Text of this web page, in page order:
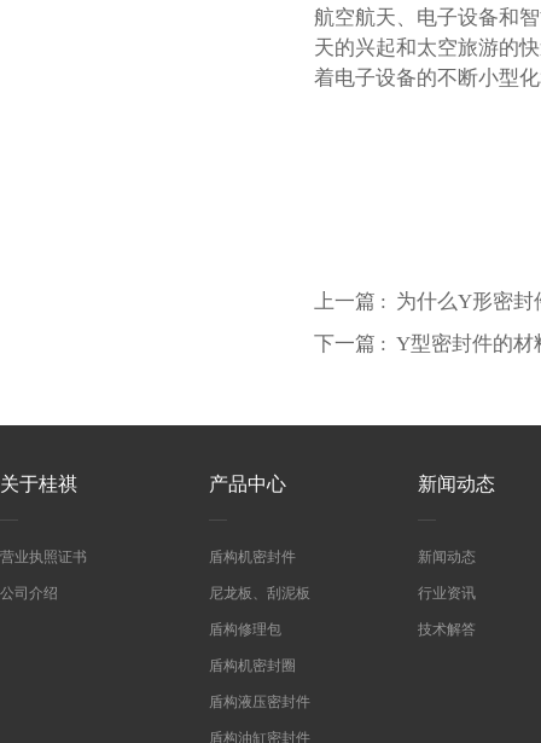
航空航天、电子设备和
天的兴起和太空旅游的
着电子设备的不断小型
上一篇 : 为什么Y形密封
下一篇 : Y型密封件的材
关于桂祺
营业执照证书
公司介绍
产品中心
盾构机密封件
尼龙板、刮泥板
盾构修理包
盾构机密封圈
盾构液压密封件
盾构油缸密封件
新闻动态
新闻动态
行业资讯
技术解答